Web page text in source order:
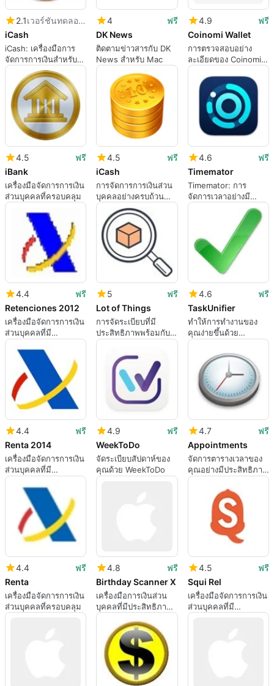
2.1
เวอร์ชันทดลองใช้
iCash
iCash: เครื่องมือการ
จัดการการเงินสำหรับ
Mac
4
ฟรี
DK News
ติดตามข่าวสารกับ DK
News สำหรับ Mac
4.9
ฟรี
Coinomi Wallet
การตรวจสอบอย่าง
ละเอียดของ Coinomi
Wallet
4.5
ฟรี
iBank
เครื่องมือจัดการการเงิน
ส่วนบุคคลที่ครอบคลุม
4.5
ฟรี
iCash
การจัดการการเงินส่วน
บุคคลอย่างครบถ้วน
ด้วย iCash
4.6
ฟรี
Timemator
Timemator: การ
จัดการเวลาอย่างมี
ประสิทธิภาพสำหรับ
4.4
ฟรี
Retenciones 2012
เครื่องมือจัดการการเงิน
ส่วนบุคคลที่มี
ประสิทธิภาพ
5
ฟรี
Lot of Things
การจัดระเบียบที่มี
ประสิทธิภาพพร้อมกับ
สิ่งของมากมาย
4.6
ฟรี
TaskUnifier
ทำให้การทำงานของ
คุณง่ายขึ้นด้วย
TaskUnifier
4.4
ฟรี
Renta 2014
เครื่องมือจัดการการเงิน
ส่วนบุคคลที่มี
ประสิทธิภาพ
4.9
ฟรี
WeekToDo
จัดระเบียบสัปดาห์ของ
คุณด้วย WeekToDo
4.7
ฟรี
Appointments
จัดการตารางเวลาของ
คุณอย่างมีประสิทธิภาพ
ด้วยการนัดหมาย
4.4
ฟรี
Renta
เครื่องมือจัดการการเงิน
ส่วนบุคคลที่ครอบคลุม
4.8
ฟรี
Birthday Scanner X
เครื่องมือการเงินส่วน
บุคคลที่มีประสิทธิภาพ
สำหรับผู้ใช้ Mac
4.5
ฟรี
Squi Rel
เครื่องมือจัดการการเงิน
ส่วนบุคคลที่มี
ประสิทธิภาพ